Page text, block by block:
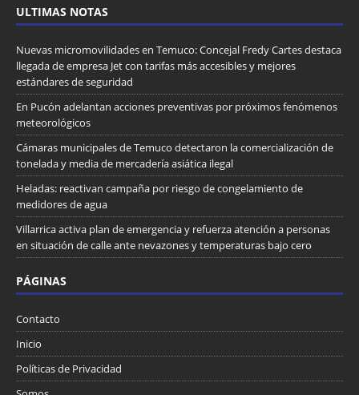
ULTIMAS NOTAS
Nuevas micromovilidades en Temuco: Concejal Fredy Cartes destaca
llegada de empresa Jet con tarifas más accesibles y mejores
estándares de seguridad
En Pucón adelantan acciones preventivas por próximos fenómenos
meteorológicos
Cámaras municipales de Temuco detectaron la comercialización de
tonelada y media de mercadería asiática ilegal
Heladas: reactivan campaña por riesgo de congelamiento de
medidores de agua
Villarrica activa plan de emergencia y refuerza atención a personas
en situación de calle ante nevazones y temperaturas bajo cero
PÁGINAS
Contacto
Inicio
Políticas de Privacidad